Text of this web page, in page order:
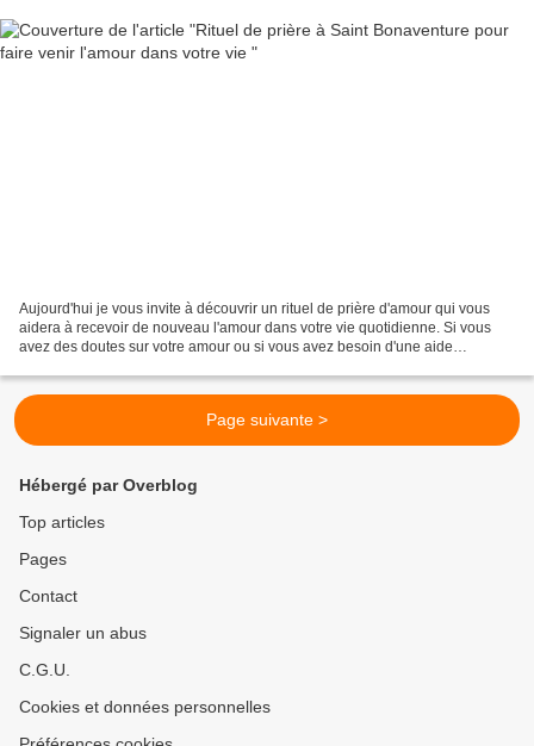
Aujourd'hui je vous invite à découvrir un rituel de prière d'amour qui vous
aidera à recevoir de nouveau l'amour dans votre vie quotidienne. Si vous
avez des doutes sur votre amour ou si vous avez besoin d'une aide
Page suivante >
Hébergé par Overblog
Top articles
Pages
Contact
Signaler un abus
C.G.U.
Cookies et données personnelles